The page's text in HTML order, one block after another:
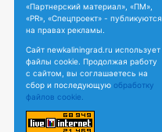
«Партнерский материал», «ПМ»,
«PR», «Спецпроект» - публикуются
на правах рекламы.
Сайт newkaliningrad.ru использует
файлы cookie. Продолжая работу
с сайтом, вы соглашаетесь на
сбор и последующую обработку
файлов cookie.